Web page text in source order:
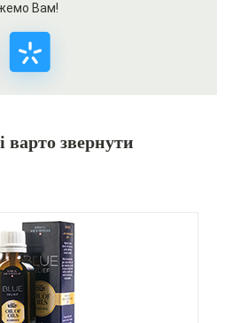
Вам!
варто звернути